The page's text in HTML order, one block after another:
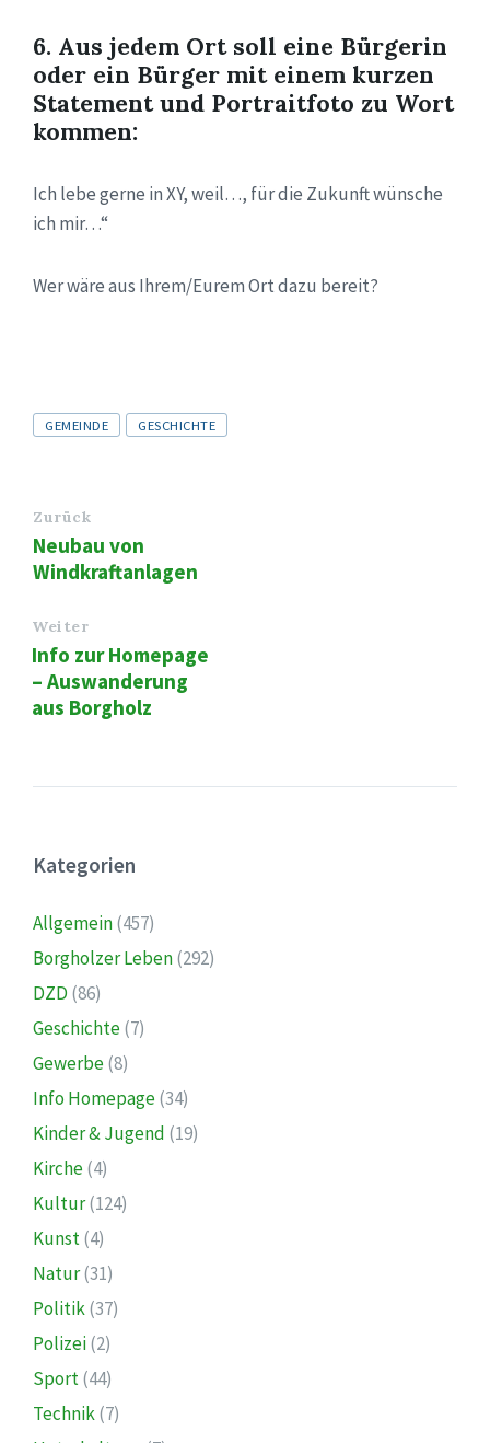
6. Aus jedem Ort soll eine Bürgerin
oder ein Bürger mit einem kurzen
Statement und Portraitfoto zu Wort
kommen:
Ich lebe gerne in XY, weil…, für die Zukunft wünsche
ich mir…“
Wer wäre aus Ihrem/Eurem Ort dazu bereit?
Tags
GEMEINDE GESCHICHTE
Zurück
Neubau von
Windkraftanlagen
Weiter
Info zur Homepage
– Auswanderung
aus Borgholz
Kategorien
Allgemein(457)
Borgholzer Leben(292)
DZD (86)
Geschichte(7)
Gewerbe(8)
Info Homepage(34)
Kinder & Jugend (19)
Kirche(4)
Kultur(124)
Kunst(4)
Natur(31)
Politik(37)
Polizei(2)
Sport(44)
Technik(7)